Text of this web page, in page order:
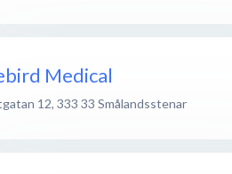
Medical
12, 333 33 Smålandsstenar